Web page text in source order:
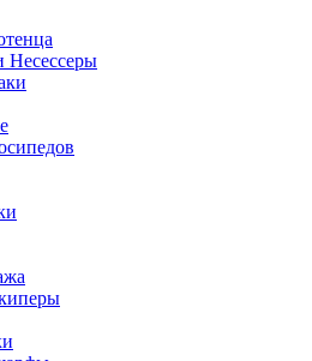
Несессеры